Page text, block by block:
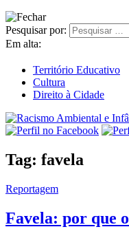
Pesquisar por:
Em alta:
Território Educativo
Cultura
Direito à Cidade
Tag: favela
Reportagem
Favela: por que